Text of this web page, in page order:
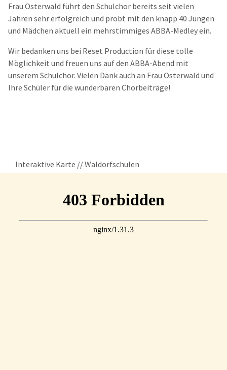
Frau Osterwald führt den Schulchor bereits seit vielen
Jahren sehr erfolgreich und probt mit den knapp 40 Jungen
und Mädchen aktuell ein mehrstimmiges ABBA-Medley ein.
Wir bedanken uns bei Reset Production für diese tolle
Möglichkeit und freuen uns auf den ABBA-Abend mit
unserem Schulchor. Vielen Dank auch an Frau Osterwald und
Ihre Schüler für die wunderbaren Chorbeiträge!
Interaktive Karte // Waldorfschulen